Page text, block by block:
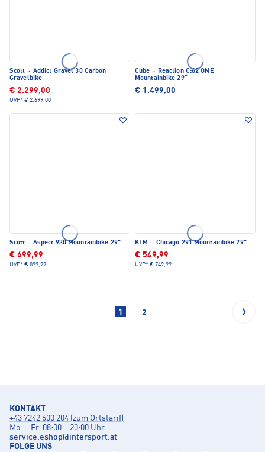
Scott · Addict Gravel 30 Carbon
Gravelbike
€ 2.299,00
UVP* € 2.699,00
Cube · Reaction C:62 ONE
Mountainbike 29"
€ 1.499,00
Scott · Aspect 930 Mountainbike 29"
€ 699,99
UVP* € 899,99
KTM · Chicago 291 Mountainbike 29"
€ 549,99
UVP* € 749,99
1 2
KONTAKT
+43 7242 600 204 (zum Ortstarif)
Mo. – Fr. 08:00 – 20:00 Uhr
service.eshop@intersport.at
FOLGE UNS